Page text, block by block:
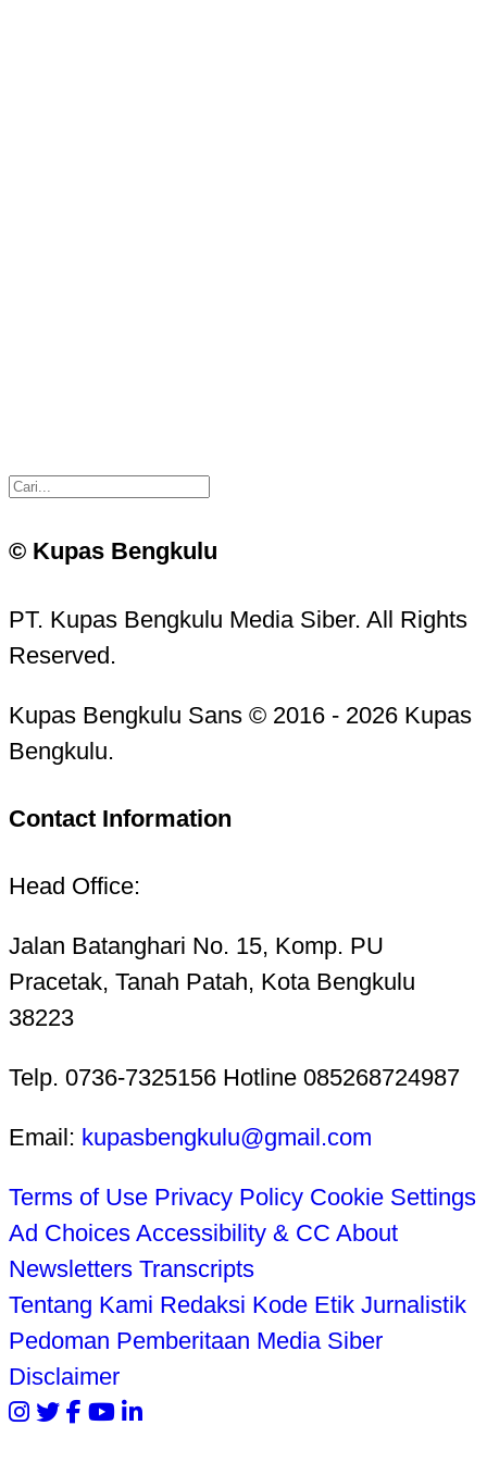
© Kupas Bengkulu
PT. Kupas Bengkulu Media Siber. All Rights
Reserved.
Kupas Bengkulu Sans © 2016 - 2026 Kupas
Bengkulu.
Contact Information
Head Office:
Jalan Batanghari No. 15, Komp. PU
Pracetak, Tanah Patah, Kota Bengkulu
38223
Telp. 0736-7325156 Hotline 085268724987
Email: kupasbengkulu@gmail.com
Terms of Use Privacy Policy Cookie Settings
Ad Choices Accessibility & CC About
Newsletters Transcripts
Tentang Kami Redaksi Kode Etik Jurnalistik
Pedoman Pemberitaan Media Siber
Disclaimer